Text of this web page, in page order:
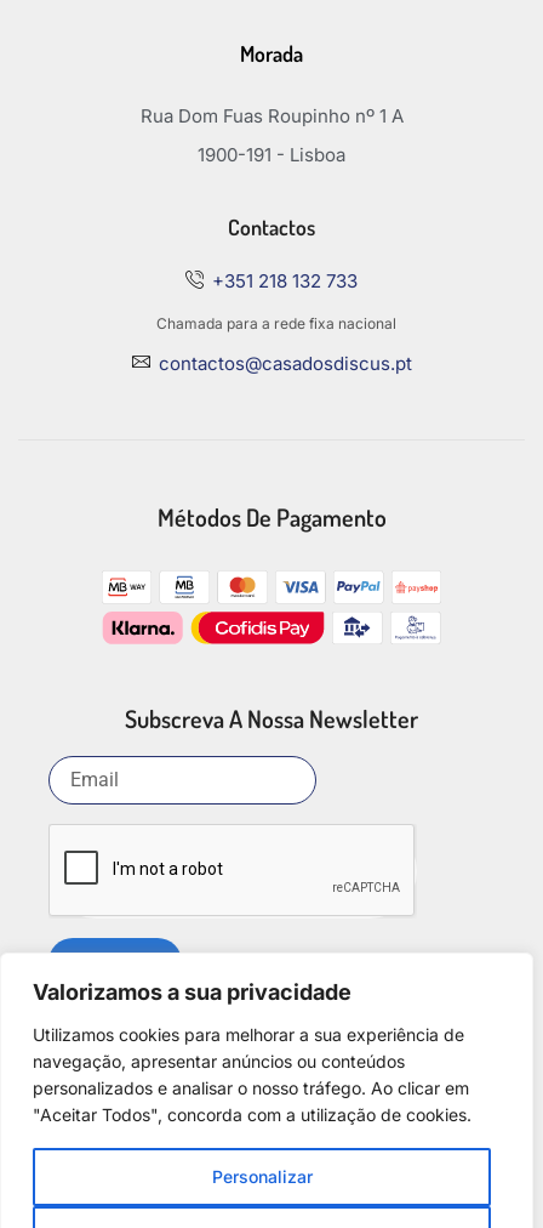
Valorizamos a sua privacidade
Utilizamos cookies para melhorar a sua experiência de
navegação, apresentar anúncios ou conteúdos
personalizados e analisar o nosso tráfego. Ao clicar em
"Aceitar Todos", concorda com a utilização de cookies.
Personalizar
Morada
Rua Dom Fuas Roupinho nº 1 A
1900-191 - Lisboa
Contactos
+351 218 132 733
Chamada para a rede fixa nacional
contactos@casadosdiscus.pt
Métodos De Pagamento
Subscreva A Nossa Newsletter
Redes Sociais
Copyright © 2025. Desenvolvido porPhantom Digital.